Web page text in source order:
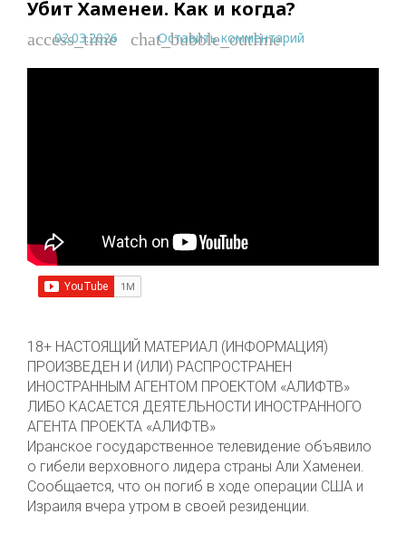
Убит Хаменеи. Как и когда?
access_time
02.03.2026 chat_bubble_outline
Оставить комментарий
18+ НАСТОЯЩИЙ МАТЕРИАЛ (ИНФОРМАЦИЯ)
ПРОИЗВЕДЕН И (ИЛИ) РАСПРОСТРАНЕН
ИНОСТРАННЫМ АГЕНТОМ ПРОЕКТОМ «АЛИФТВ»
ЛИБО КАСАЕТСЯ ДЕЯТЕЛЬНОСТИ ИНОСТРАННОГО
АГЕНТА ПРОЕКТА «АЛИФТВ»
Иранское государственное телевидение объявило
о гибели верховного лидера страны Али Хаменеи.
Сообщается, что он погиб в ходе операции США и
Израиля вчера утром в своей резиденции.